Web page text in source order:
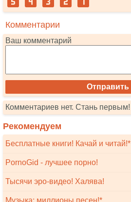
Комментарии
Ваш комментарий
Комментариев нет. Стань первым!
Рекомендуем
Бесплатные книги! Качай и читай!*
PornoGid - лучшее порно!
Тысячи эро-видео! Халява!
Музыка: миллионы песен!*